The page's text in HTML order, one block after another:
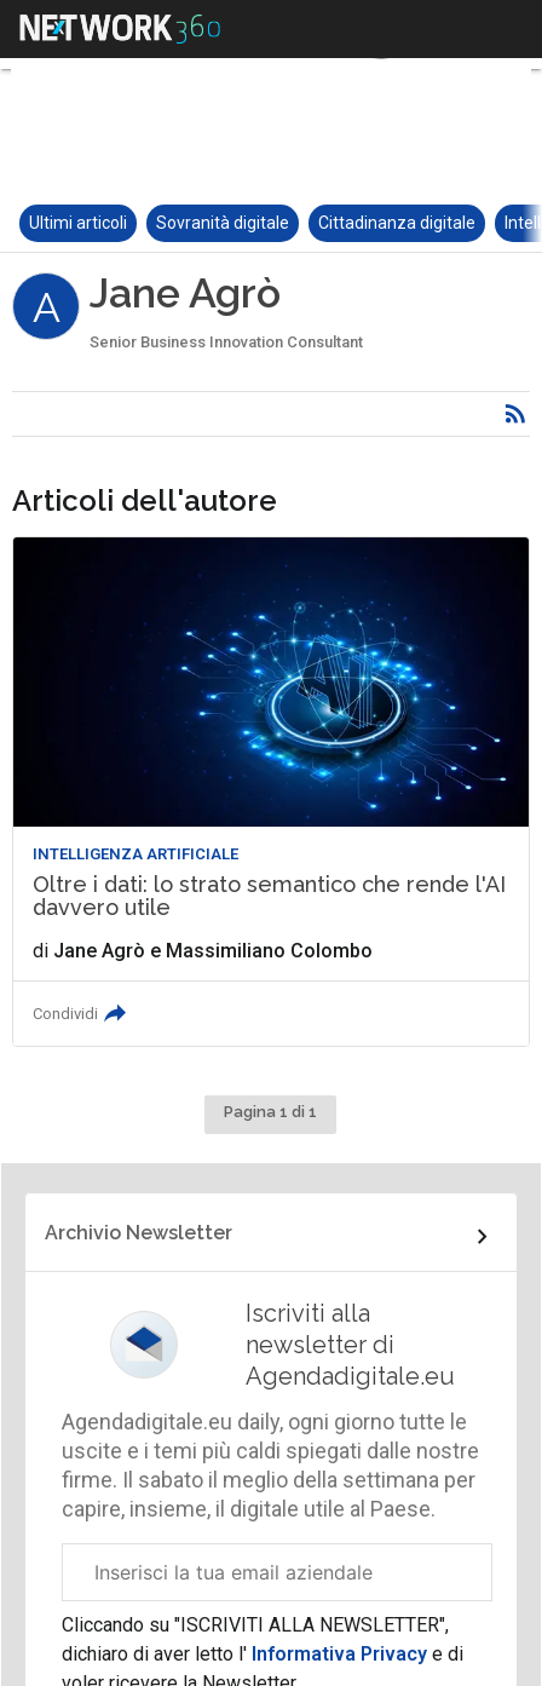
Ultimi articoli Sovranità digitale Cittadinanza digitale
A Jane Agrò
Senior Business Innovation Consultant
Articoli dell'autore
INTELLIGENZA ARTIFICIALE
Oltre i dati: lo strato semantico che rende l'AI
davvero utile
di Jane Agrò e Massimiliano Colombo
Condividi
Pagina 1 di 1
Archivio Newsletter
Iscriviti alla
newsletter di
Agendadigitale.eu
Agendadigitale.eu daily, ogni giorno tutte le
uscite e i temi più caldi spiegati dalle nostre
firme. Il sabato il meglio della settimana per
capire, insieme, il digitale utile al Paese.
aziendale
Cliccando su "ISCRIVITI ALLA NEWSLETTER",
dichiaro di aver letto l'Informativa Privacy e di